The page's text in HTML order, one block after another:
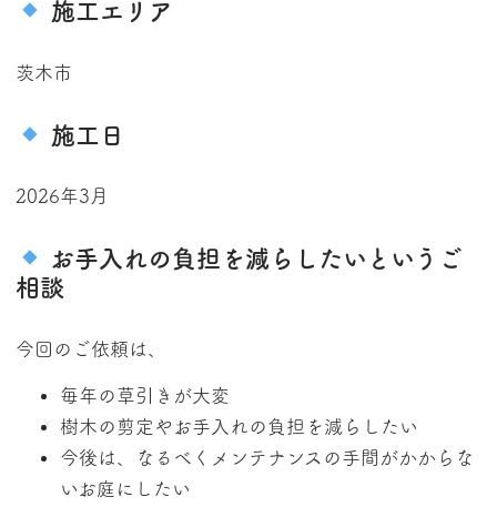
施工エリア
茨木市
施工日
2026年3月
お手入れの負担を減らしたいというご
相談
今回のご依頼は、
毎年の草引きが大変
樹木の剪定やお手入れの負担を減らしたい
今後は、なるべくメンテナンスの手間がかからな
いお庭にしたい